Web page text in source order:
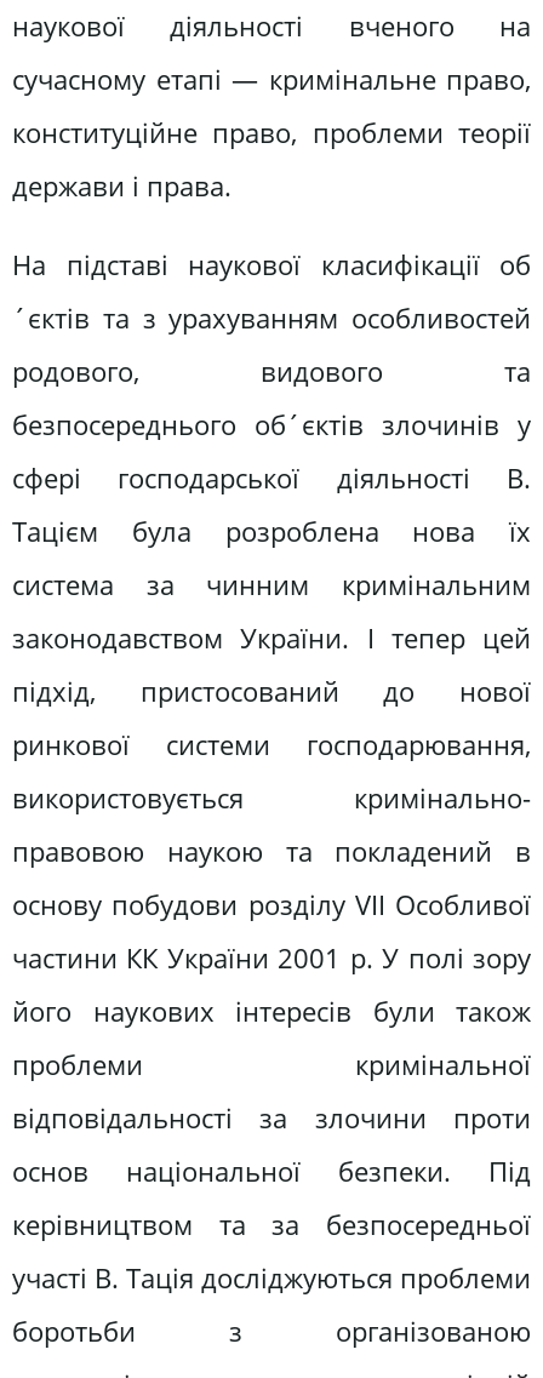
наукової діяльності вченого на
сучасному етапі — кримінальне право,
конституційне право, проблеми теорії
держави і права.
На підставі наукової класифікації об
´єктів та з урахуванням особливостей
родового, видового та
безпосереднього об´єктів злочинів у
сфері господарської діяльності В.
Тацієм була розроблена нова їх
система за чинним кримінальним
законодавством України. І тепер цей
підхід, пристосований до нової
ринкової системи господарювання,
використовується кримінально-
правовою наукою та покладений в
основу побудови розділу VII Особливої
частини КК України 2001 р. У полі зору
його наукових інтересів були також
проблеми кримінальної
відповідальності за злочини проти
основ національної безпеки. Під
керівництвом та за безпосередньої
участі В. Тація досліджуються проблеми
боротьби з організованою